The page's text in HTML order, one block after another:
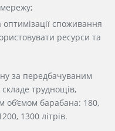
споживання
ресурси та
за передбачуваним
труднощів,
об’ємом барабана: 180,
1300 літрів.